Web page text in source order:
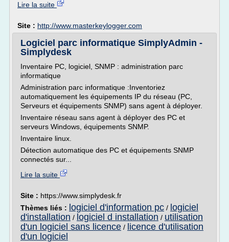
Lire la suite
Site : http://www.masterkeylogger.com
Logiciel parc informatique SimplyAdmin -
Simplydesk
Inventaire PC, logiciel, SNMP : administration parc
informatique
Administration parc informatique :Inventoriez
automatiquement les équipements IP du réseau (PC,
Serveurs et équipements SNMP) sans agent à déployer.
Inventaire réseau sans agent à déployer des PC et
serveurs Windows, équipements SNMP.
Inventaire linux.
Détection automatique des PC et équipements SNMP
connectés sur...
Lire la suite
Site : https://www.simplydesk.fr
Thèmes liés : logiciel d'information pc / logiciel
d'installation / logiciel d installation / utilisation
d'un logiciel sans licence / licence d'utilisation
d'un logiciel